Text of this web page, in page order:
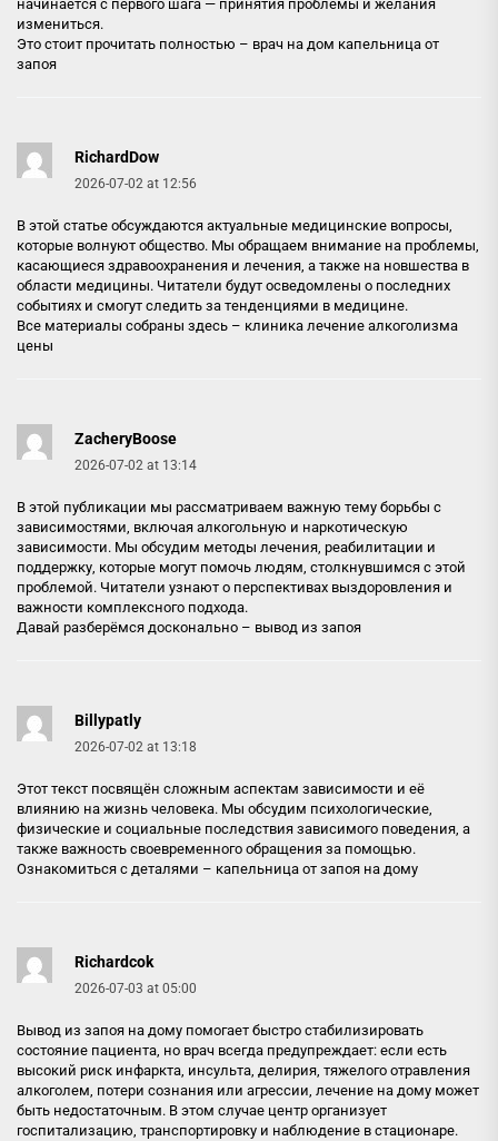
начинается с первого шага — принятия проблемы и желания
измениться.
Это стоит прочитать полностью – врач на дом капельница от
запоя
RichardDow
2026-07-02 at 12:56
В этой статье обсуждаются актуальные медицинские вопросы,
которые волнуют общество. Мы обращаем внимание на проблемы,
касающиеся здравоохранения и лечения, а также на новшества в
области медицины. Читатели будут осведомлены о последних
событиях и смогут следить за тенденциями в медицине.
Все материалы собраны здесь – клиника лечение алкоголизма
цены
ZacheryBoose
2026-07-02 at 13:14
В этой публикации мы рассматриваем важную тему борьбы с
зависимостями, включая алкогольную и наркотическую
зависимости. Мы обсудим методы лечения, реабилитации и
поддержку, которые могут помочь людям, столкнувшимся с этой
проблемой. Читатели узнают о перспективах выздоровления и
важности комплексного подхода.
Давай разберёмся досконально – вывод из запоя
Billypatly
2026-07-02 at 13:18
Этот текст посвящён сложным аспектам зависимости и её
влиянию на жизнь человека. Мы обсудим психологические,
физические и социальные последствия зависимого поведения, а
также важность своевременного обращения за помощью.
Ознакомиться с деталями – капельница от запоя на дому
Richardcok
2026-07-03 at 05:00
Вывод из запоя на дому помогает быстро стабилизировать
состояние пациента, но врач всегда предупреждает: если есть
высокий риск инфаркта, инсульта, делирия, тяжелого отравления
алкоголем, потери сознания или агрессии, лечение на дому может
быть недостаточным. В этом случае центр организует
госпитализацию, транспортировку и наблюдение в стационаре.